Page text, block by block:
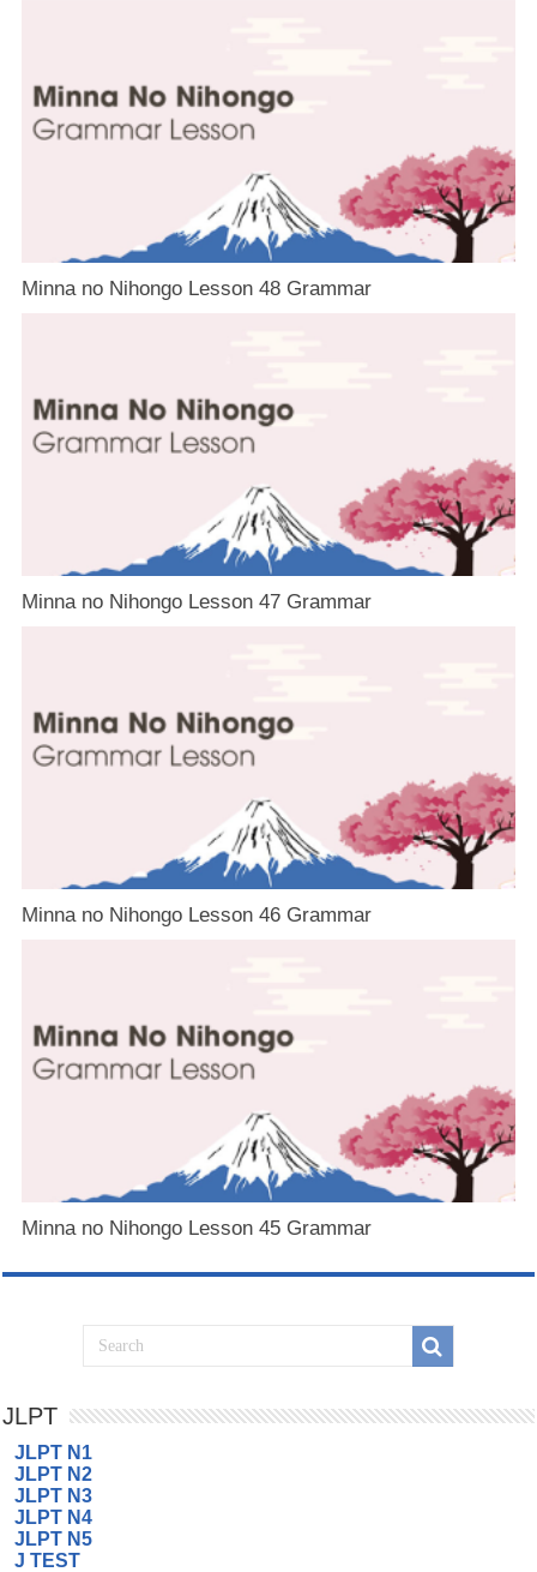
Minna no Nihongo Lesson 48 Grammar
Minna no Nihongo Lesson 47 Grammar
Minna no Nihongo Lesson 46 Grammar
Minna no Nihongo Lesson 45 Grammar
JLPT
JLPT N1
JLPT N2
JLPT N3
JLPT N4
JLPT N5
J TEST